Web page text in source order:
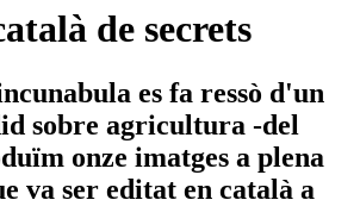
de secrets
es fa ressò d'un
sobre agricultura -del
onze imatges a plena
va ser editat en català a